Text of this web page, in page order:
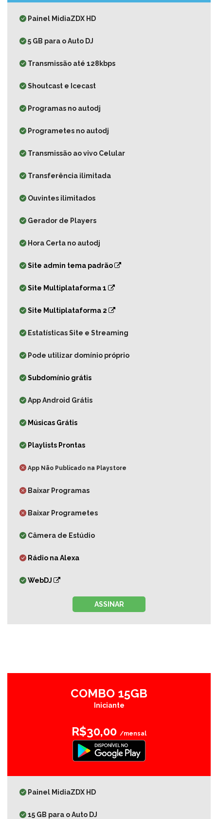
Painel MidiaZDX HD
5 GB para o Auto DJ
Transmissão até 128kbps
Shoutcast e Icecast
Programas no autodj
Programetes no autodj
Transmissão ao vivo Celular
Transferência ilimitada
Ouvintes ilimitados
Gerador de Players
Hora Certa no autodj
Site admin tema padrão
Site Multiplataforma 1
Site Multiplataforma 2
Estatísticas Site e Streaming
Pode utilizar domínio próprio
Subdomínio grátis
App Android Grátis
Músicas Grátis
Playlists Prontas
App Não Publicado na Playstore
Baixar Programas
Baixar Programetes
Câmera de Estúdio
Rádio na Alexa
WebDJ
ASSINAR
COMBO 15GB
Iniciante
R$30,00 /mensal
Painel MidiaZDX HD
15 GB para o Auto DJ